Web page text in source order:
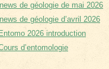
de géologie de mai 2026
de géologie d’avril 2026
2026 introduction
d’entomologie